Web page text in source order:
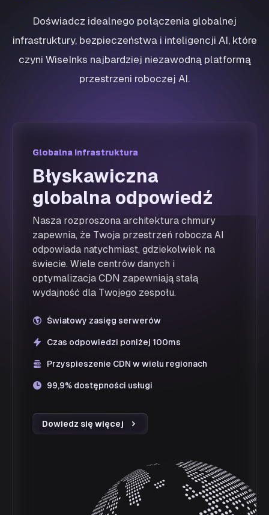
Doświadcz idealnego połączenia globalnej
infrastruktury, bezpieczeństwa i inteligencji AI, które
czyni WiseInks najbardziej niezawodną platformą
przestrzeni roboczej AI.
Globalna infrastruktura
Globalna infrastruktura
Błyskawiczna
globalna odpowiedź
Nasza rozproszona architektura chmury
zapewnia, że Twoja przestrzeń robocza AI
odpowiada natychmiast, gdziekolwiek na
świecie. Wiele centrów danych i
optymalizacja CDN zapewniają stałą
wydajność dla Twojego zespołu.
Światowy zasięg serwerów
Czas odpowiedzi poniżej 100ms
Przyspieszenie CDN w wielu regionach
99,9% dostępności usługi
Dowiedz się więcej